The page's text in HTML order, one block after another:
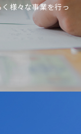
様々な事業を行っ